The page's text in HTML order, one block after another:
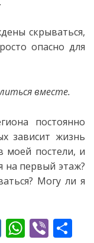
скрываться,
опасно для
вместе.
постоянно
зависит жизнь
моей постели, и
на первый этаж?
Могу ли я
M W Vi